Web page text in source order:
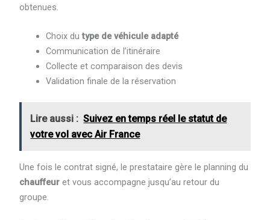
obtenues.
Choix dutype de véhicule adapté
Communication de l’itinéraire
Collecte et comparaison des devis
Validation finale de la réservation
Lire aussi : Suivez en temps réel le statut de
votre vol avec Air France
Une fois le contrat signé, le prestataire gère le planning du
chauffeuret vous accompagne jusqu’au retour du
groupe.